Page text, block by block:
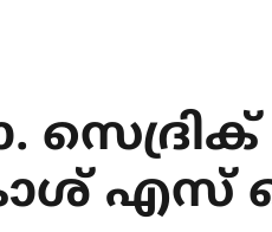
സെദ്രിക്
എസ്